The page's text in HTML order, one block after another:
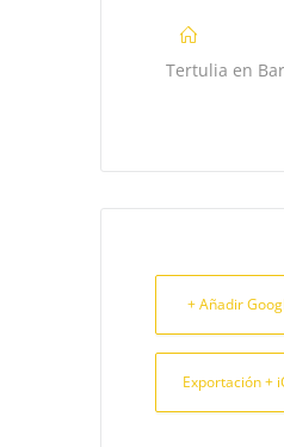
Tertulia en
+ Añadir
Exportación +